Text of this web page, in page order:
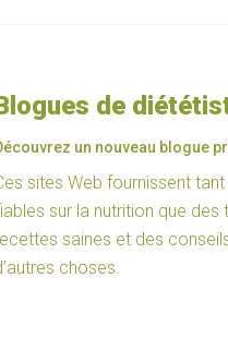
de
un nouveau blogue
sites Web fournissent
sur la nutrition que des
saines et des
choses.